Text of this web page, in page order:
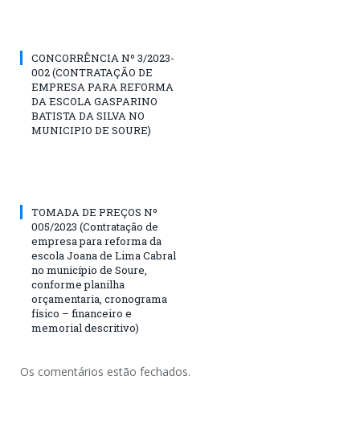
CONCORRÊNCIA Nº 3/2023-
002 (CONTRATAÇÃO DE
EMPRESA PARA REFORMA
DA ESCOLA GASPARINO
BATISTA DA SILVA NO
MUNICIPIO DE SOURE)
TOMADA DE PREÇOS Nº
005/2023 (Contratação de
empresa para reforma da
escola Joana de Lima Cabral
no município de Soure,
conforme planilha
orçamentaria, cronograma
físico – financeiro e
memorial descritivo)
Os comentários estão fechados.